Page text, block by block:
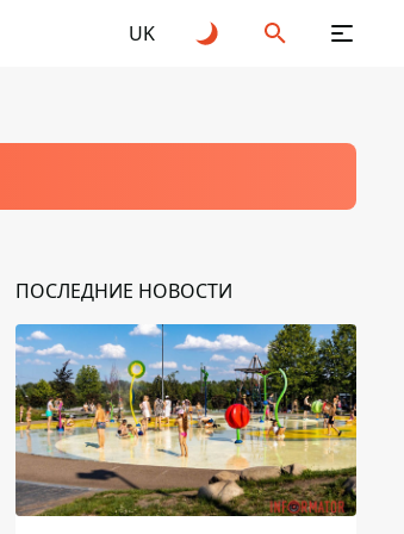
UK
ПОСЛЕДНИЕ НОВОСТИ